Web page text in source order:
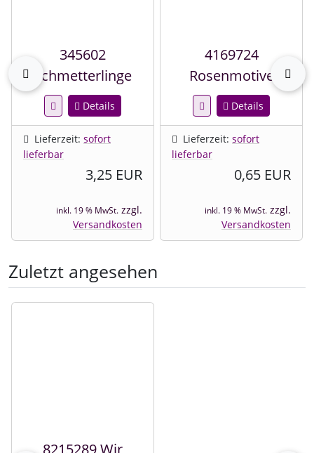
zurück
345602
Schmetterlinge
Details
Lieferzeit: sofort
lieferbar
3,25 EUR
inkl. 19 % MwSt. zzgl.
Versandkosten
4169724
Rosenmotive
Details
Lieferzeit: sofort
lieferbar
0,65 EUR
inkl. 19 % MwSt. zzgl.
Versandkosten
Zuletzt angesehen
Es folgt ein Produktslider - navigieren Sie mit der Tab-
8215289 Wir